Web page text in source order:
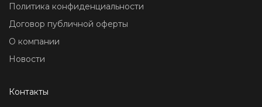
Политика конфиденциальности
Договор публичной оферты
О компании
Новости
Контакты